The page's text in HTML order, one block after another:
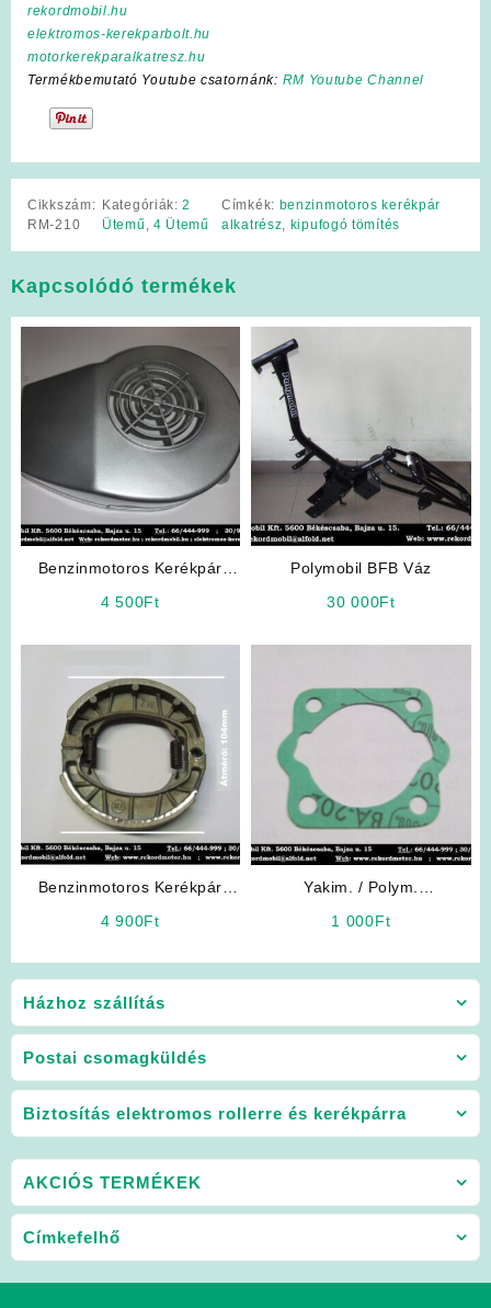
Házhoz szállítás
Postai csomagküldés
Biztosítás elektromos rollerre és kerékpárra
rekordmobil.hu
elektromos-kerekparbolt.hu
motorkerekparalkatresz.hu
Termékbemutató Youtube csatornánk: RM Youtube Channel
Cikkszám:
RM-210
Kategóriák:2
Ütemű , 4 Ütemű
Címkék: benzinmotoros kerékpár
alkatrész, kipufogó tömítés
Kapcsolódó termékek
Benzinmotoros Kerékpár
4 500Ft
Polymobil BFB Váz
30 000Ft
Benzinmotoros Kerékpár
4 900Ft
Yakim. / Polym.
1 000Ft
AKCIÓS TERMÉKEK
Címkefelhő